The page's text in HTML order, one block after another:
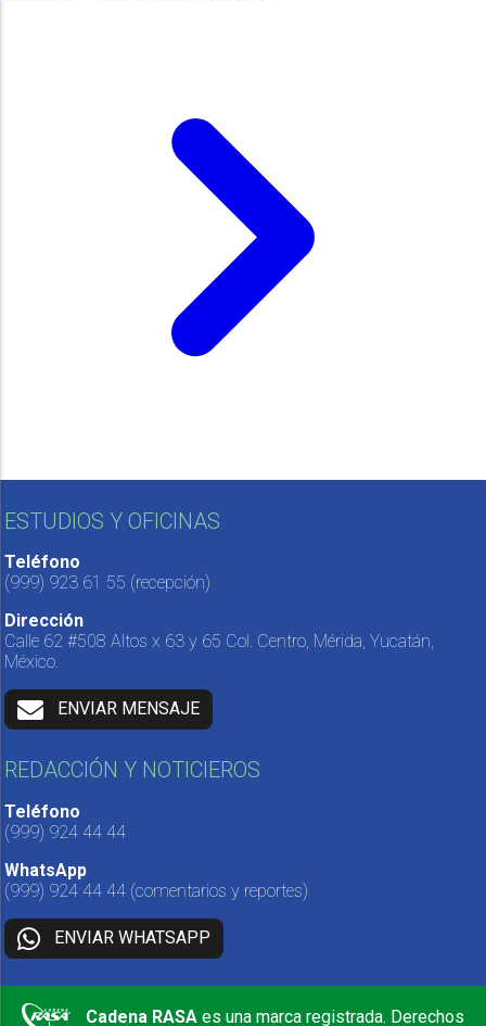
ESTUDIOS Y OFICINAS
Teléfono
(999) 923 61 55 (recepción)
Dirección
Calle 62 #508 Altos x 63 y 65 Col. Centro, Mérida, Yucatán,
México.
ENVIAR MENSAJE
REDACCIÓN Y NOTICIEROS
Teléfono
(999) 924 44 44
WhatsApp
(999) 924 44 44 (comentarios y reportes)
ENVIAR WHATSAPP
Cadena RASA es una marca registrada. Derechos